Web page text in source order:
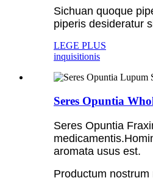
Sichuan quoque
piperis desideratur
LEGE PLUS
inquisitionis
Seres Opuntia
Seres Opuntia
aromata usus est.
Productum